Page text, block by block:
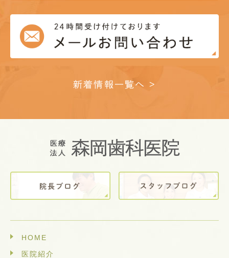
新着情報一覧へ >
HOME
医院紹介